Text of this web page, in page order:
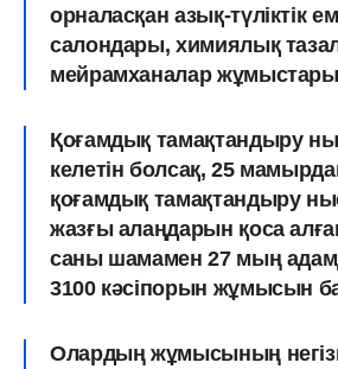
орналасқан азық-түліктік
салондары, химиялық
мейрамханалар
Қоғамдық тамақтандыру
келетін болсақ, 25
қоғамдық тамақтандыру
жазғы алаңдарын қоса
саны шамамен 27 мың
3100 кәсіпорын жұмысын
Олардың жұмысының